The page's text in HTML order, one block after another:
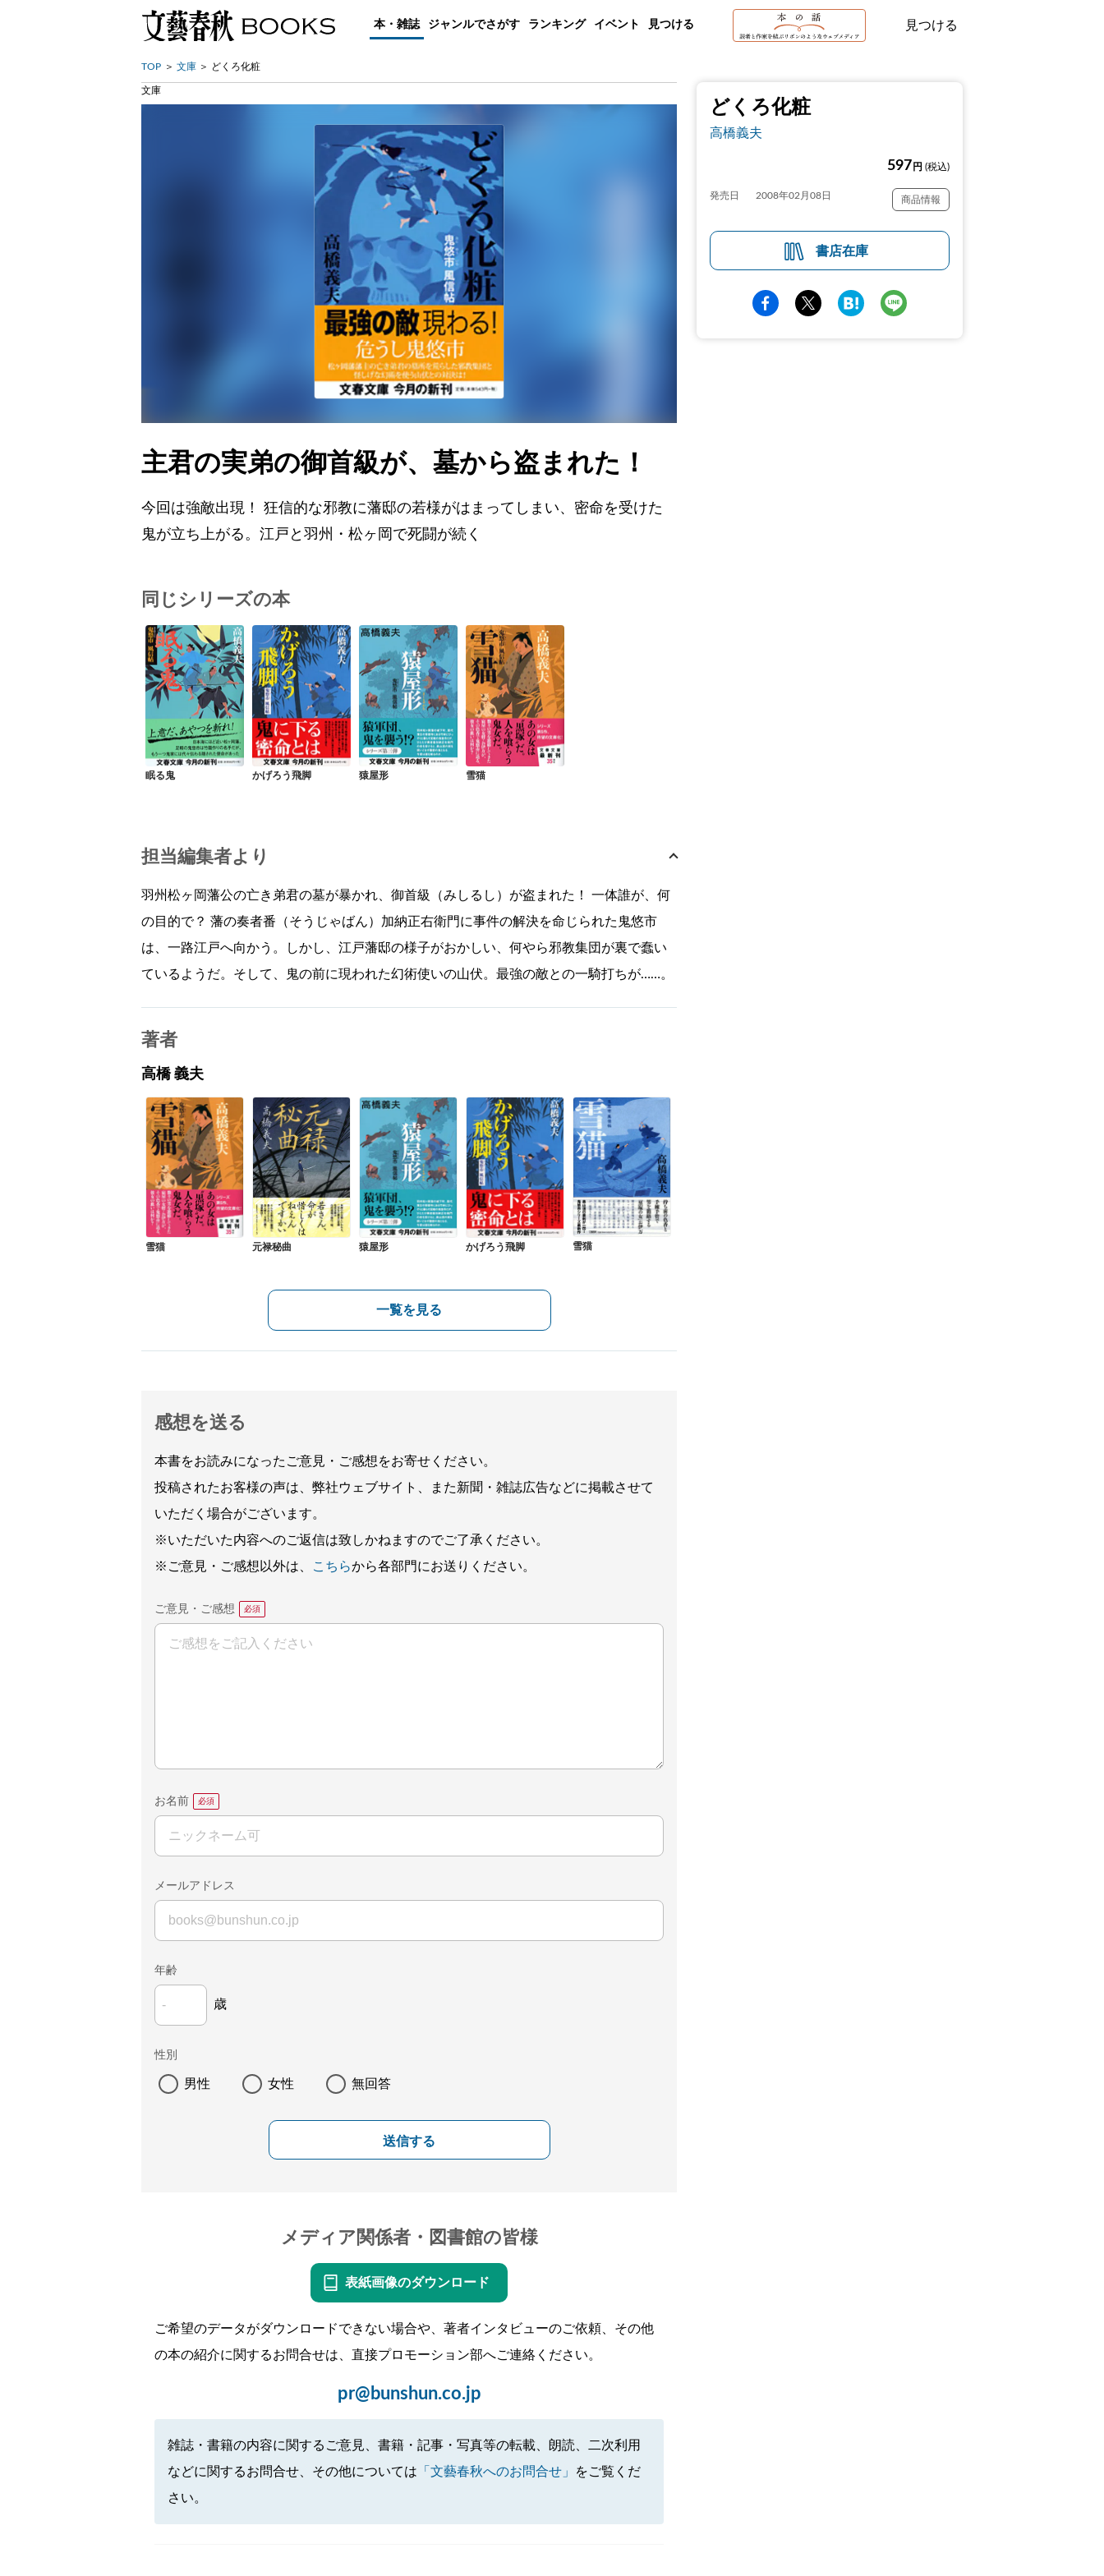
本・雑誌 ジャンルでさがす ランキング イベント 見つける 見つける
TOP 文庫 どくろ化粧
どくろ化粧
高橋義夫
597 円 (税込)
発売日 2008年02月08日 商品情報
書店在庫
文庫
主君の実弟の御首級が、墓から盗まれた！
今回は強敵出現！ 狂信的な邪教に藩邸の若様がはまってしまい、密命を受けた
鬼が立ち上がる。江戸と羽州・松ヶ岡で死闘が続く
同じシリーズの本
眠る鬼 かげろう飛脚 猿屋形 雪猫
担当編集者より
羽州松ヶ岡藩公の亡き弟君の墓が暴かれ、御首級（みしるし）が盗まれた！ 一体誰が、何
の目的で？ 藩の奏者番（そうじゃばん）加納正右衛門に事件の解決を命じられた鬼悠市
は、一路江戸へ向かう。しかし、江戸藩邸の様子がおかしい、何やら邪教集団が裏で蠢い
ているようだ。そして、鬼の前に現われた幻術使いの山伏。最強の敵との一騎打ちが……。
著者
高橋 義夫
雪猫 元禄秘曲 猿屋形 かげろう飛脚 雪猫
一覧を見る
感想を送る
本書をお読みになったご意見・ご感想をお寄せください。
投稿されたお客様の声は、弊社ウェブサイト、また新聞・雑誌広告などに掲載させて
いただく場合がございます。
※いただいた内容へのご返信は致しかねますのでご了承ください。
※ご意見・ご感想以外は、
こちらから各部門にお送りください。
ご意見・ご感想
お名前
メールアドレス
年齢
歳
性別
男性 女性 無回答
送信する
メディア関係者・図書館の皆様
表紙画像のダウンロード
ご希望のデータがダウンロードできない場合や、著者インタビューのご依頼、その他
の本の紹介に関するお問合せは、直接プロモーション部へご連絡ください。
pr@bunshun.co.jp
雑誌・書籍の内容に関するご意見、書籍・記事・写真等の転載、朗読、二次利用
などに関するお問合せ、その他については 「文藝春秋へのお問合せ」
をご覧くだ
さい。